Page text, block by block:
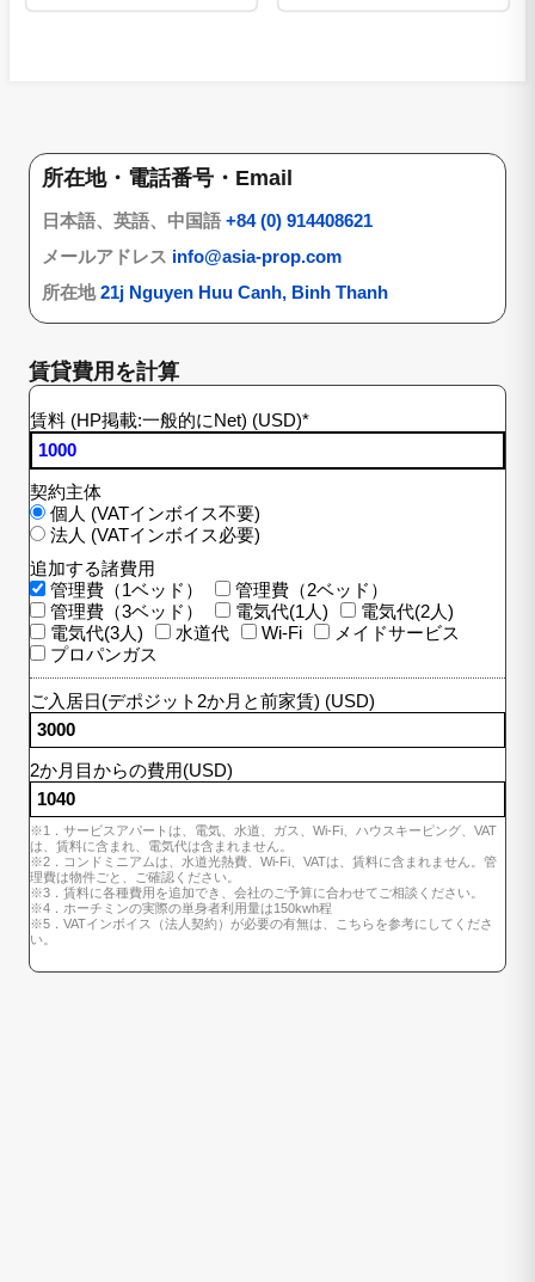
所在地・電話番号・Email
日本語、英語、中国語 +84 (0) 914408621
メールアドレス info@asia-prop.com
所在地21j Nguyen Huu Canh, Binh Thanh
賃貸費用を計算
賃料 (HP掲載:一般的にNet) (USD)*
契約主体
個人 (VATインボイス不要)
法人 (VATインボイス必要)
追加する諸費用
管理費（1ベッド）
管理費（2ベッド）
管理費（3ベッド）
電気代(1人)
電気代(2人)
電気代(3人)
水道代 Wi-Fi
メイドサービス
プロパンガス
ご入居日(デポジット2か月と前家賃) (USD)
2か月目からの費用(USD)
※1．サービスアパートは、電気、水道、ガス、Wi-Fi、ハウスキーピング、VAT
は、賃料に含まれ、電気代は含まれません。
※2．コンドミニアムは、水道光熱費、Wi-Fi、VATは、賃料に含まれません。管
理費は物件ごと、ご確認ください。
※3．賃料に各種費用を追加でき、会社のご予算に合わせてご相談ください。
※4．ホーチミンの実際の単身者利用量は150kwh程
※5．VATインボイス（法人契約）が必要の有無は、こちらを参考にしてくださ
い。